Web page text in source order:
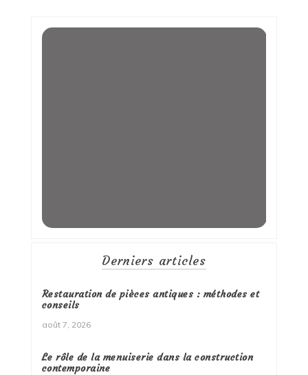
Derniers articles
Restauration de pièces antiques : méthodes et
conseils
août 7, 2026
Le rôle de la menuiserie dans la construction
contemporaine